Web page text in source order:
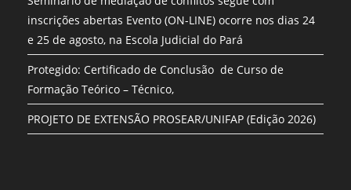
inscrições abertas Evento (ON-LINE) ocorre nos dias 24
e 25 de agosto, na Escola Judicial do Pará
Protegido: Certificado de Conclusão de Curso de
Formação Teórico – Técnico,
PROJETO DE EXTENSÃO PROSEAR/UNIFAP (Edição 2026)